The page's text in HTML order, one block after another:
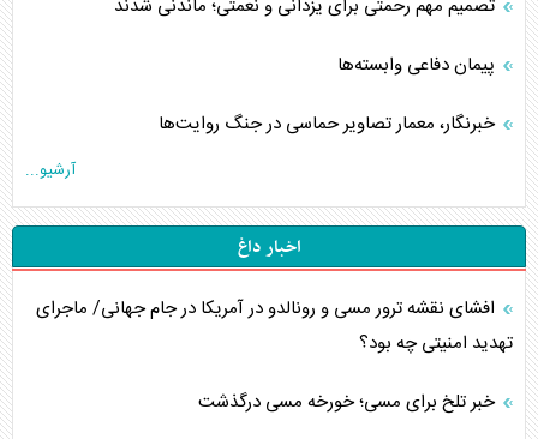
تصمیم مهم رحمتی برای یزدانی و نعمتی؛ ماندنی شدند
پیمان دفاعی‌ وابسته‌ها
خبرنگار، معمار تصاویر حماسی در جنگ روایت‌ها
آرشیو...
اخبار داغ
افشای نقشه ترور مسی و رونالدو در آمریکا در جام جهانی/ ماجرای
تهدید امنیتی چه بود؟
خبر تلخ برای مسی؛ خورخه مسی درگذشت